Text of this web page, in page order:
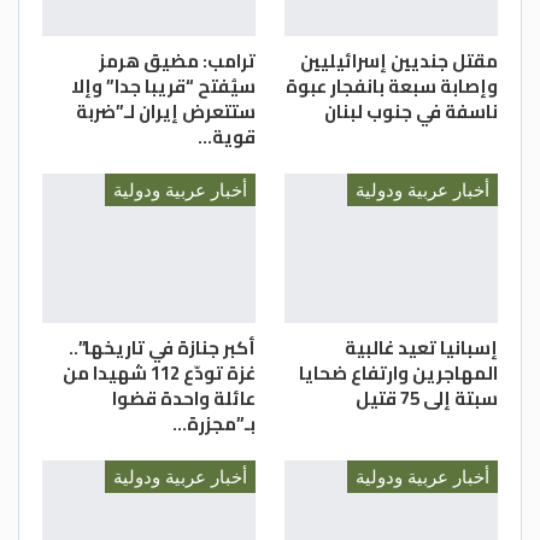
مقتل جنديين إسرائيليين
وإصابة سبعة بانفجار عبوة
ناسفة في جنوب لبنان
ترامب: مضيق هرمز
سيُفتح “قريبا جدا” وإلا
ستتعرض إيران لـ”ضربة
قوية…
أخبار عربية ودولية
إسبانيا تعيد غالبية
المهاجرين وارتفاع ضحايا
سبتة إلى 75 قتيل
أخبار عربية ودولية
أكبر جنازة في تاريخها”..
غزة تودّع 112 شهيدا من
عائلة واحدة قضوا
بـ”مجزرة…
أخبار عربية ودولية أخبار عربية ودولية